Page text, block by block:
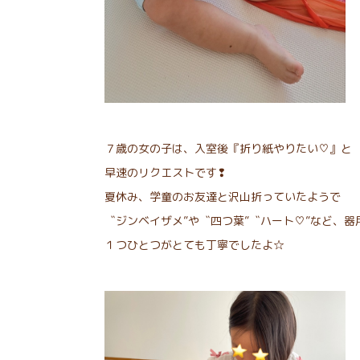
７歳の女の子は、入室後『折り紙やりたい♡』と
早速のリクエストです❢
夏休み、学童のお友達と沢山折っていたようで
〝ジンベイザメ”や〝四つ葉”〝ハート♡”など、
１つひとつがとても丁寧でしたよ☆